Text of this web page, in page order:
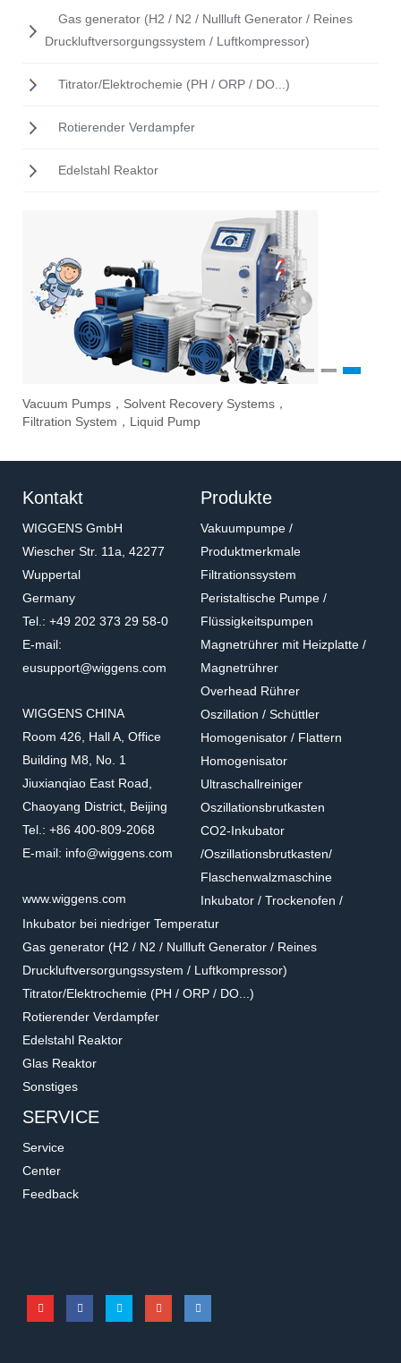
Gas generator (H2 / N2 / Nullluft Generator / Reines
Druckluftversorgungssystem / Luftkompressor)
Titrator/Elektrochemie (PH / ORP / DO...)
Rotierender Verdampfer
Edelstahl Reaktor
Vacuum Pumps，Solvent Recovery Systems，
Filtration System，Liquid Pump
1 2
Kontakt
WIGGENS GmbH
Wiescher Str. 11a, 42277
Wuppertal
Germany
Tel.: +49 202 373 29 58-0
E-mail:
eusupport@wiggens.com
WIGGENS CHINA
Room 426, Hall A, Office
Building M8, No. 1
Jiuxianqiao East Road,
Chaoyang District, Beijing
Tel.: +86 400-809-2068
E-mail: info@wiggens.com
www.wiggens.com
Produkte
Vakuumpumpe /
Produktmerkmale
Filtrationssystem
Peristaltische Pumpe /
Flüssigkeitspumpen
Magnetrührer mit Heizplatte /
Magnetrührer
Overhead Rührer
Oszillation / Schüttler
Homogenisator / Flattern
Homogenisator
Ultraschallreiniger
Oszillationsbrutkasten
CO2-Inkubator
/Oszillationsbrutkasten/
Flaschenwalzmaschine
Inkubator / Trockenofen /
Inkubator bei niedriger Temperatur
Gas generator (H2 / N2 / Nullluft Generator / Reines
Druckluftversorgungssystem / Luftkompressor)
Titrator/Elektrochemie (PH / ORP / DO...)
Rotierender Verdampfer
Edelstahl Reaktor
Glas Reaktor
Sonstiges
SERVICE
Service
Center
Feedback